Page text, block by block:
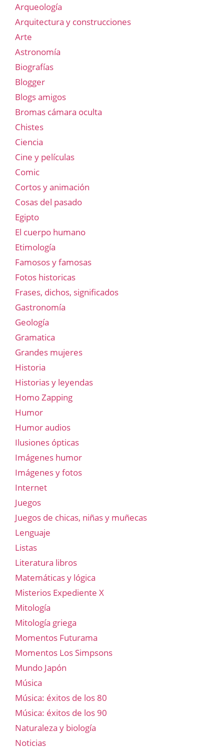
Arqueología
Arquitectura y construcciones
Arte
Astronomía
Biografías
Blogger
Blogs amigos
Bromas cámara oculta
Chistes
Ciencia
Cine y películas
Comic
Cortos y animación
Cosas del pasado
Egipto
El cuerpo humano
Etimología
Famosos y famosas
Fotos historicas
Frases, dichos, significados
Gastronomía
Geología
Gramatica
Grandes mujeres
Historia
Historias y leyendas
Homo Zapping
Humor
Humor audios
Ilusiones ópticas
Imágenes humor
Imágenes y fotos
Internet
Juegos
Juegos de chicas, niñas y muñecas
Lenguaje
Listas
Literatura libros
Matemáticas y lógica
Misterios Expediente X
Mitología
Mitología griega
Momentos Futurama
Momentos Los Simpsons
Mundo Japón
Música
Música: éxitos de los 80
Música: éxitos de los 90
Naturaleza y biología
Noticias